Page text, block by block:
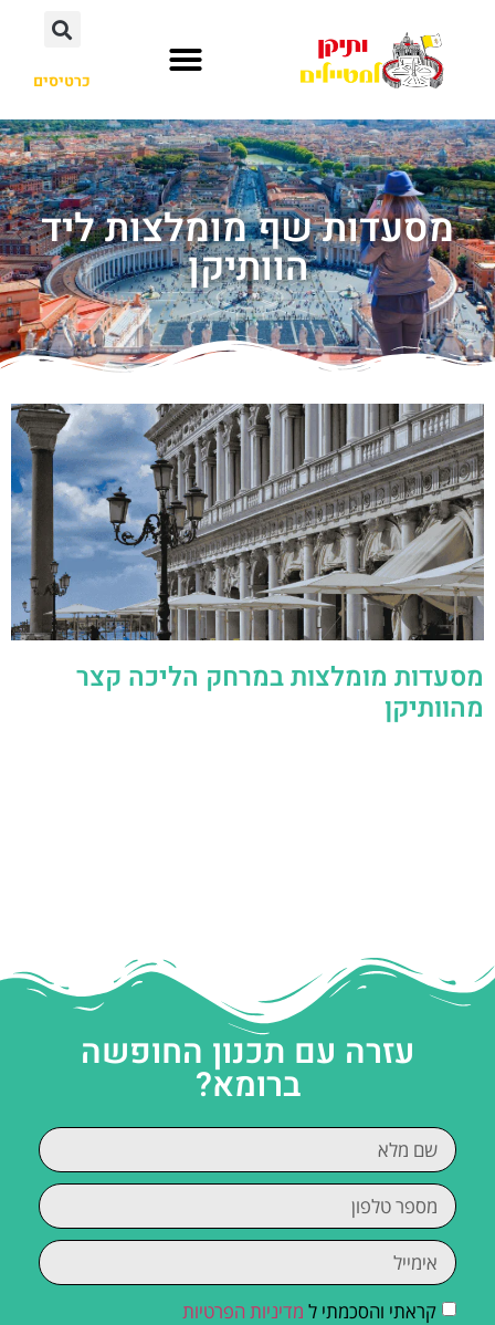
כרטיסים
מסעדות שף מומלצות ליד
הוותיקן
מסעדות מומלצות במרחק הליכה קצר
מהוותיקן
עזרה עם תכנון החופשה
ברומא?
קראתי והסכמתי ל מדיניות הפרטיות